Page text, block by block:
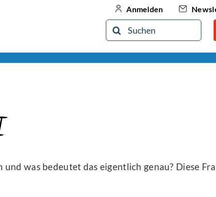
Anmelden
Suche
nach:
was bedeutet das eigentlich genau? Diese